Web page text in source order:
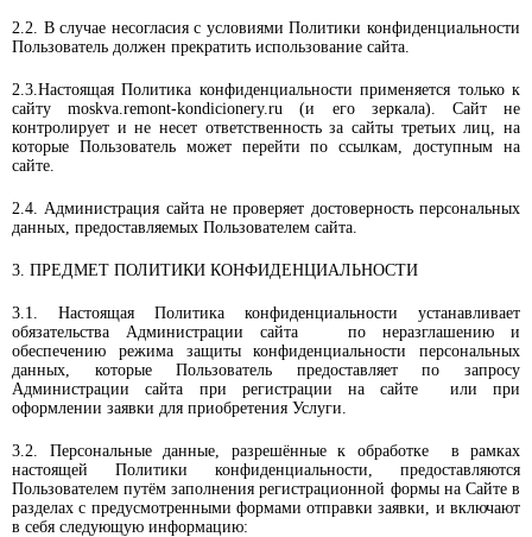
2.2. В случае несогласия с условиями Политики конфиденциальности
Пользователь должен прекратить использование сайта.
2.3.Настоящая Политика конфиденциальности применяется только к
сайту moskva.remont-kondicionery.ru (и его зеркала). Сайт не
контролирует и не несет ответственность за сайты третьих лиц, на
которые Пользователь может перейти по ссылкам, доступным на
сайте.
2.4. Администрация сайта не проверяет достоверность персональных
данных, предоставляемых Пользователем сайта.
3. ПРЕДМЕТ ПОЛИТИКИ КОНФИДЕНЦИАЛЬНОСТИ
3.1. Настоящая Политика конфиденциальности устанавливает
обязательства Администрации сайта по неразглашению и
обеспечению режима защиты конфиденциальности персональных
данных, которые Пользователь предоставляет по запросу
Администрации сайта при регистрации на сайте или при
оформлении заявки для приобретения Услуги.
3.2. Персональные данные, разрешённые к обработке в рамках
настоящей Политики конфиденциальности, предоставляются
Пользователем путём заполнения регистрационной формы на Сайте в
разделах с предусмотренными формами отправки заявки, и включают
в себя следующую информацию: